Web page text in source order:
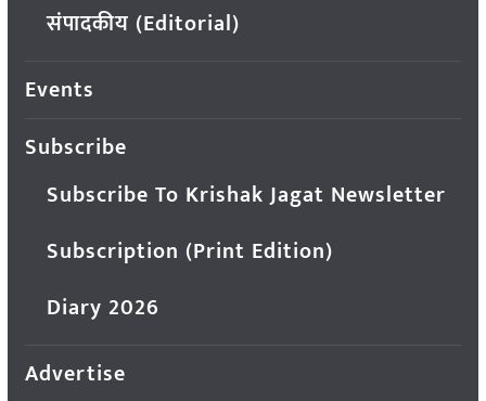
संपादकीय (Editorial)
Events
Subscribe
Subscribe To Krishak Jagat Newsletter
Subscription (Print Edition)
Diary 2026
Advertise